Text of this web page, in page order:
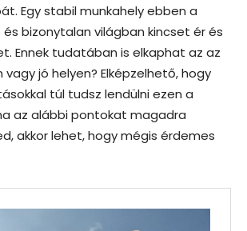
Egy stabil munkahely ebben a
bizonytalan világban kincset ér és
Ennek tudatában is elkaphat az az
vagy jó helyen? Elképzelhető, hogy
túl tudsz lendülni ezen a
az alábbi pontokat magadra
akkor lehet, hogy mégis érdemes